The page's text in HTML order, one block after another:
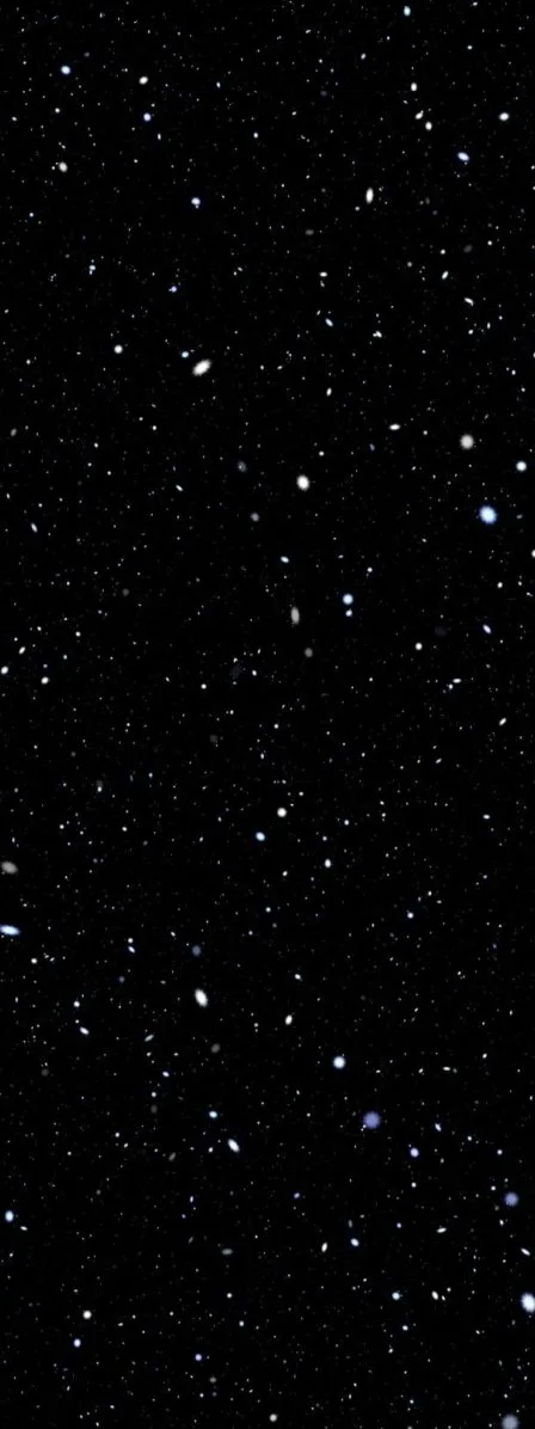
Optimized by Seraphinite Accelerator
Turns on site high speed to be attractive for people and search engines.